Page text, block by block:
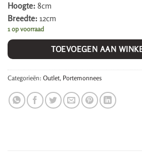
Hoogte: 8cm
Breedte: 12cm
1 op voorraad
TOEVOEGEN AAN
Categorieën: Outlet, Portemonnees